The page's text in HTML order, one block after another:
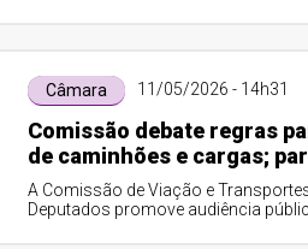
Câmara 11/05/2026 - 14h31
Comissão debate regras
de caminhões e cargas;
A Comissão de Viação e
Deputados promove audiência